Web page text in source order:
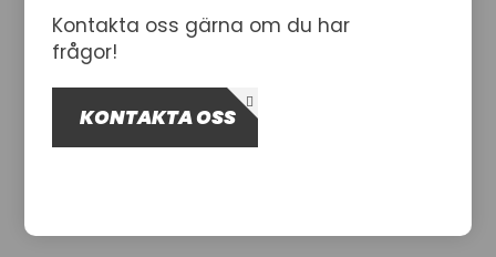
Kontakta oss gärna om du har
frågor!
KONTAKTA OSS